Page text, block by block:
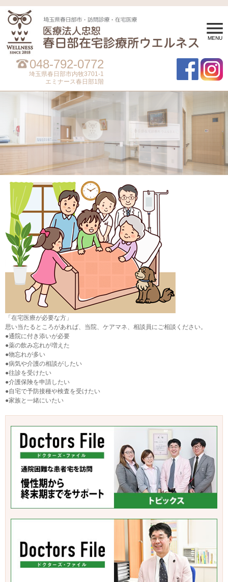
MENU
048-792-0772
埼玉県春日部市内牧3701-1
エミナース春日部1階
「在宅医療が必要な方」
思い当たるところがあれば、当院、ケアマネ、相談員にご相談ください。
●通院に付き添いが必要
●薬の飲み忘れが増えた
●物忘れが多い
●病気や介護の相談がしたい
●往診を受けたい
●介護保険を申請したい
●自宅で予防接種や検査を受けたい
●家族と一緒にいたい